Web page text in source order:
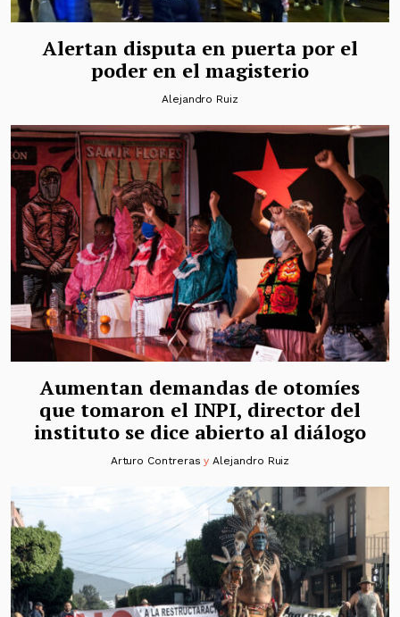
Alertan disputa en puerta por el
poder en el magisterio
Alejandro Ruiz
Aumentan demandas de otomíes
que tomaron el INPI, director del
instituto se dice abierto al diálogo
Arturo Contreras yAlejandro Ruiz